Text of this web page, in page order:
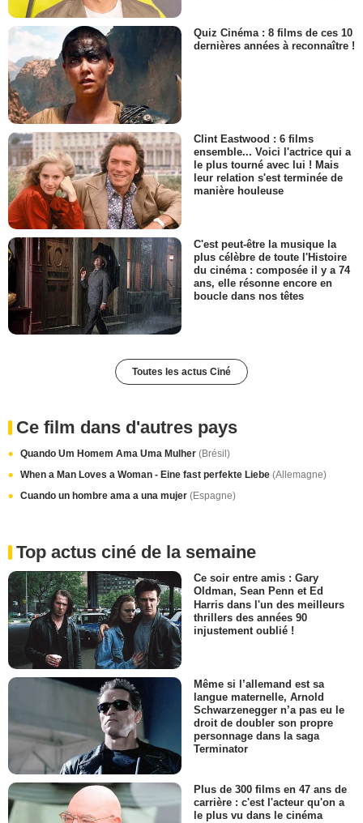
Quiz Cinéma : 8 films de ces 10
dernières années à reconnaître !
Clint Eastwood : 6 films
ensemble... Voici l'actrice qui a
le plus tourné avec lui ! Mais
leur relation s'est terminée de
manière houleuse
C'est peut-être la musique la
plus célèbre de toute l'Histoire
du cinéma : composée il y a 74
ans, elle résonne encore en
boucle dans nos têtes
Toutes les actus Ciné
Ce film dans d'autres pays
Quando Um Homem Ama Uma Mulher (Brésil)
When a Man Loves a Woman - Eine fast perfekte Liebe (Allemagne)
Cuando un hombre ama a una mujer (Espagne)
Top actus ciné de la semaine
Ce soir entre amis : Gary
Oldman, Sean Penn et Ed
Harris dans l'un des meilleurs
thrillers des années 90
injustement oublié !
Même si l’allemand est sa
langue maternelle, Arnold
Schwarzenegger n’a pas eu le
droit de doubler son propre
personnage dans la saga
Terminator
Plus de 300 films en 47 ans de
carrière : c'est l'acteur qu'on a
le plus vu dans le cinéma